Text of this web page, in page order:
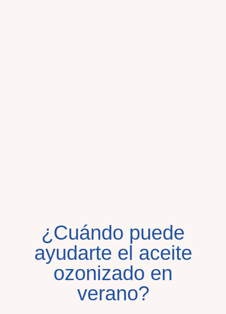
¿Cuándo puede
ayudarte el aceite
ozonizado en
verano?